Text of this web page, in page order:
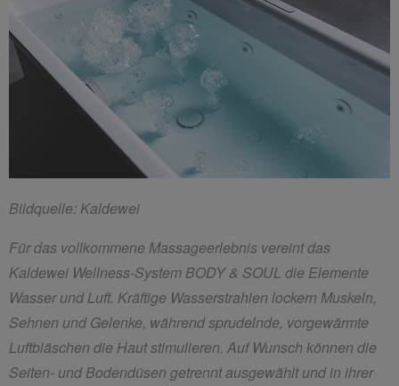
Bildquelle: Kaldewei
Für das vollkommene Massageerlebnis vereint das
Kaldewei Wellness-System BODY & SOUL die Elemente
Wasser und Luft. Kräftige Wasserstrahlen lockern Muskeln,
Sehnen und Gelenke, während sprudelnde, vorgewärmte
Luftbläschen die Haut stimulieren. Auf Wunsch können die
Seiten- und Bodendüsen getrennt ausgewählt und in ihrer